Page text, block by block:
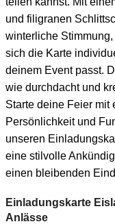
und filigranen
winterliche
sich die Karte
deinem Event passt.
wie durchdacht und
Starte deine Feier mit
Persönlichkeit und
unseren
eine stilvolle
einen bleibenden
Einladungskarte
Anlässe